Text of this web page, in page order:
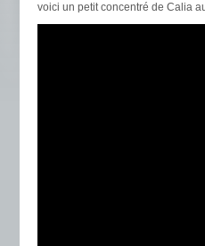
voici un petit concentré de Calia